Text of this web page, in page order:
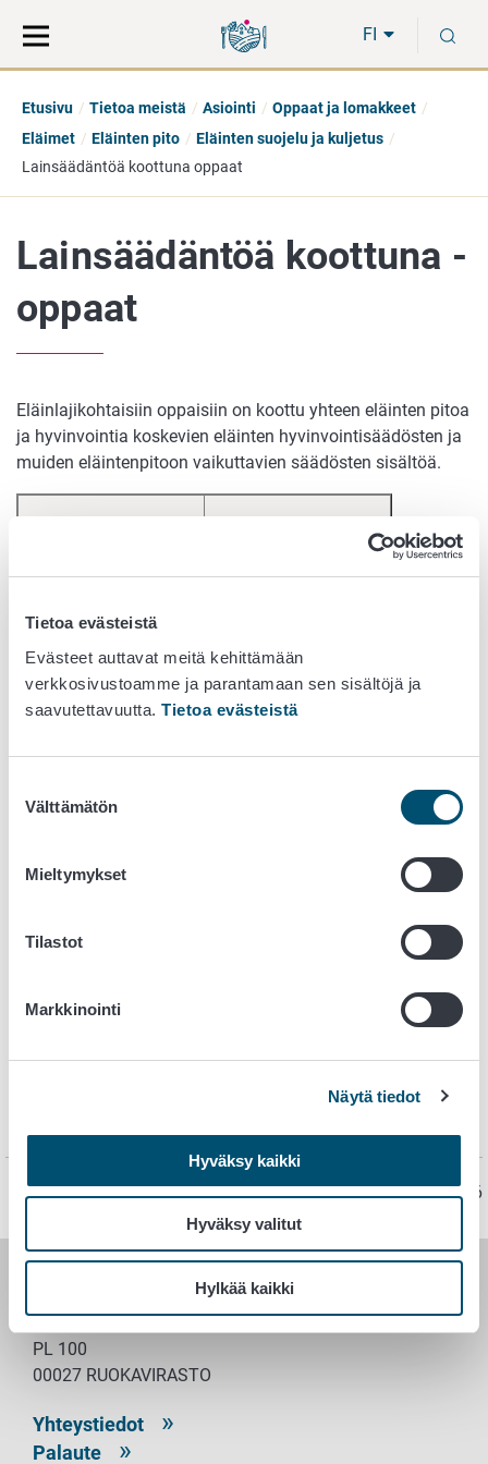
Tietoa evästeistä
Evästeet auttavat meitä kehittämään
verkkosivustoamme ja parantamaan sen sisältöjä ja
saavutettavuutta. Tietoa evästeistä
valinta
Välttämätön
Mieltymykset
Tilastot
Markkinointi
Näytä tiedot
Hyväksy kaikki
Hyväksy valitut
Hylkää kaikki
suoraan
sisältöön
koko
sivuston
FI
Etusivu Tietoa meistä Asiointi
Oppaat ja lomakkeet
Eläimet
Eläinten pito
Eläinten suojelu ja kuljetus
Lainsäädäntöä koottuna oppaat
Lainsäädäntöä koottuna -
oppaat
Eläinlajikohtaisiin oppaisiin on koottu yhteen eläinten pitoa
ja hyvinvointia koskevien eläinten hyvinvointisäädösten ja
muiden eläintenpitoon vaikuttavien säädösten sisältöä.
Hevonen
Sivu on viimeksi päivitetty 4.8.2026
PL 100
00027 RUOKAVIRASTO
Yhteystiedot
Palaute